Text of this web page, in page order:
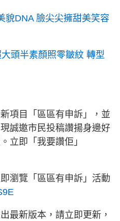
貌DNA 臉尖尖擁甜美笑容
頭半素顏照零皺紋 轉型
項目「區區有申訴」，並
誠邀市民投稿讚揚身邊好
立即「我要讚佢」
瀏覽「區區有申訴」活動
最新版本，請立即更新，